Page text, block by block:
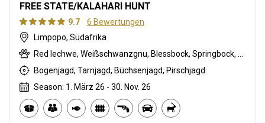
FREE STATE/KALAHARI HUNT
9.7
6 Bewertungen
Limpopo, Südafrika
Bogenjagd, Tarnjagd, Büchsenjagd, Pirschjagd
Season: 1. März 26 - 30. Nov. 26